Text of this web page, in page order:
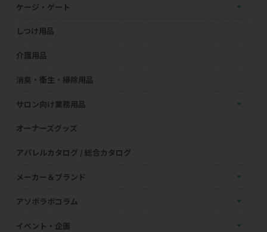
ケージ・ゲート
しつけ用品
介護用品
消臭・衛生・掃除用品
サロン向け業務用品
オーナーズグッズ
アパレルカタログ / 総合カタログ
メーカー＆ブランド
アソボラボコラム
イベント・企画